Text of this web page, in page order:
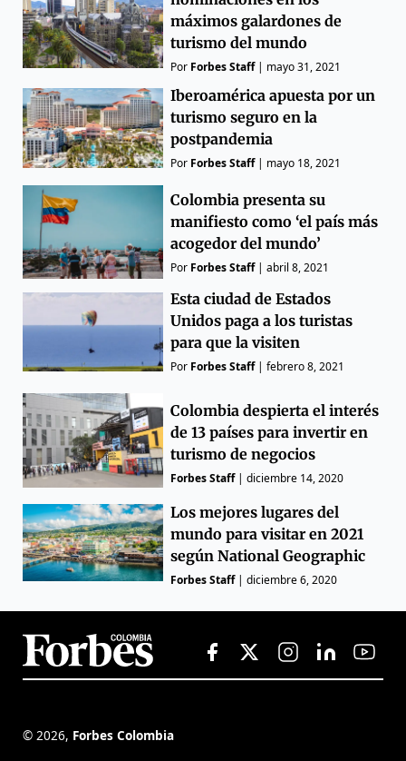
máximos galardones de
turismo del mundo
Por Forbes Staff| mayo 31, 2021
Iberoamérica apuesta por un
turismo seguro en la
postpandemia
Por Forbes Staff| mayo 18, 2021
Colombia presenta su
manifiesto como ‘el país más
acogedor del mundo’
Por Forbes Staff|abril 8, 2021
Esta ciudad de Estados
Unidos paga a los turistas
para que la visiten
Por Forbes Staff|febrero 8, 2021
Colombia despierta el interés
de 13 países para invertir en
turismo de negocios
Forbes Staff|diciembre 14, 2020
Los mejores lugares del
mundo para visitar en 2021
según National Geographic
Forbes Staff|diciembre 6, 2020
© 2026, Forbes Colombia